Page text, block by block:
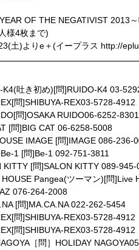
OF THE NEGATIVIST 2013
様4枚まで)
土)よりe＋(イープラス http://
K4(吐き初め)[問]RUIDO-K4 03-
問]SHIBUYA-REX03-5728-4912
問]OSAKA RUIDO06-6252-8301
[問]BIG CAT 06-6258-5008
IMAGE [問]IMAGE 086-236-
1 [問]Be-1 092-751-3811
KITTY [問]SALON KITTY 089-945-
Pangea(ツーマン)[問]Live
076-264-2008
[問]MA.CA.NA 022-262-5454
問]SHIBUYA-REX03-5728-4912
問]SHIBUYA-REX03-5728-4912
［問］HOLIDAY